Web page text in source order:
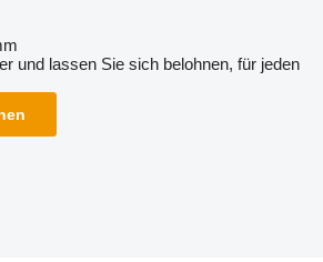
und lassen Sie sich belohnen, für jeden